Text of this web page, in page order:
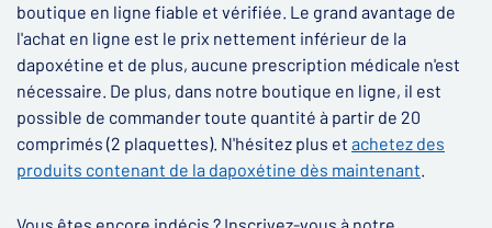
boutique en ligne fiable et vérifiée. Le grand avantage de
l'achat en ligne est le prix nettement inférieur de la
dapoxétine et de plus, aucune prescription médicale n'est
nécessaire. De plus, dans notre boutique en ligne, il est
possible de commander toute quantité à partir de 20
comprimés (2 plaquettes). N'hésitez plus et achetez des
produits contenant de la dapoxétine dès maintenant.